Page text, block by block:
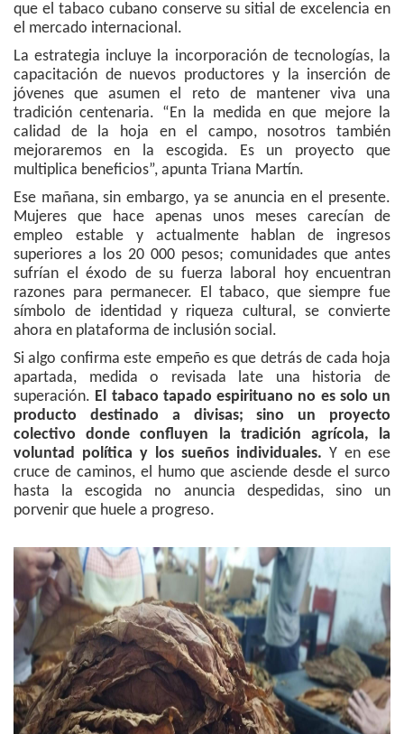
que el tabaco cubano conserve su sitial de excelencia en
el mercado internacional.
La estrategia incluye la incorporación de tecnologías, la
capacitación de nuevos productores y la inserción de
jóvenes que asumen el reto de mantener viva una
tradición centenaria. “En la medida en que mejore la
calidad de la hoja en el campo, nosotros también
mejoraremos en la escogida. Es un proyecto que
multiplica beneficios”, apunta Triana Martín.
Ese mañana, sin embargo, ya se anuncia en el presente.
Mujeres que hace apenas unos meses carecían de
empleo estable y actualmente hablan de ingresos
superiores a los 20 000 pesos; comunidades que antes
sufrían el éxodo de su fuerza laboral hoy encuentran
razones para permanecer. El tabaco, que siempre fue
símbolo de identidad y riqueza cultural, se convierte
ahora en plataforma de inclusión social.
Si algo confirma este empeño es que detrás de cada hoja
apartada, medida o revisada late una historia de
superación. El tabaco tapado espirituano no es solo un
producto destinado a divisas; sino un proyecto
colectivo donde confluyen la tradición agrícola, la
voluntad política y los sueños individuales. Y en ese
cruce de caminos, el humo que asciende desde el surco
hasta la escogida no anuncia despedidas, sino un
porvenir que huele a progreso.